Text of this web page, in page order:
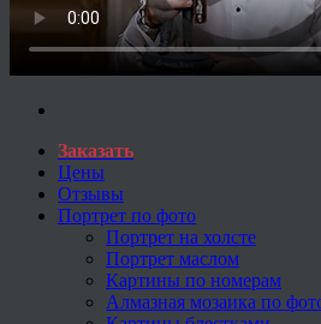
Заказать
Цены
Отзывы
Портрет по фото
Портрет на холсте
Портрет маслом
Картины по номерам
Алмазная мозаика по